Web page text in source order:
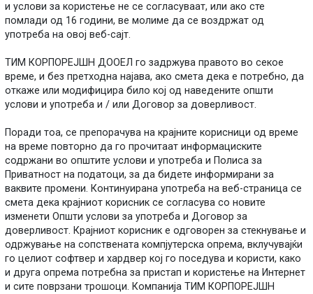
и услови за користење не се согласуваат, или ако сте
помлади од 16 години, ве молиме да се воздржат од
употреба на овој веб-сајт.
ТИМ КОРПОРЕЈШН ДООЕЛ го задржува правото во секое
време, и без претходна најава, ако смета дека е потребно, да
откаже или модифицира било кој од наведените општи
услови и употреба и / или Договор за доверливост.
Поради тоа, се препорачува на крајните корисници од време
на време повторно да го прочитаат информациските
содржани во општите услови и употреба и Полиса за
Приватност на податоци, за да бидете информирани за
ваквите промени. Континуирана употреба на веб-страница се
смета дека крајниот корисник се согласува со новите
изменети Општи услови за употреба и Договор за
доверливост. Крајниот корисник е одговорен за стекнување и
одржување на сопствената компјутерска опрема, вклучувајќи
го целиот софтвер и хардвер кој го поседува и користи, како
и друга опрема потребна за пристап и користење на Интернет
и сите поврзани трошоци. Компанија ТИМ КОРПОРЕЈШН